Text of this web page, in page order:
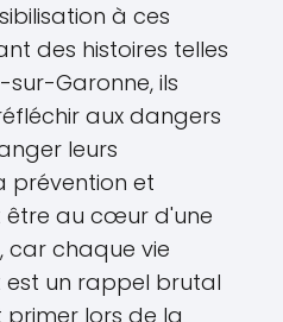
à ces
des histoires telles
Garonne, ils
aux dangers
leurs
prévention et
être au cœur d'une
car chaque vie
un rappel brutal
lors de la